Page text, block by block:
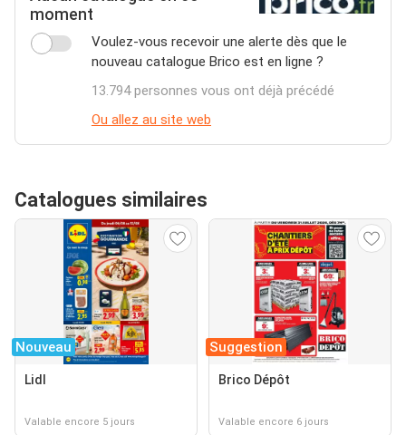
moment
Voulez-vous recevoir une alerte dès que le
nouveau catalogue Brico est en ligne ?
13.794 personnes vous ont déjà précédé
Ou allez au site web
Catalogues similaires
Nouveau
Lidl
Valable encore 5 jours
Suggestion
Brico Dépôt
Valable encore 6 jours